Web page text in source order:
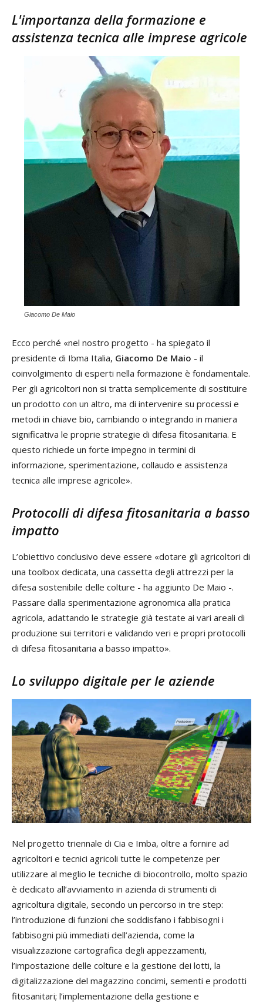
L'importanza della formazione e
assistenza tecnica alle imprese agricole
Giacomo De Maio
Ecco perché «nel nostro progetto - ha spiegato il
presidente di Ibma Italia, Giacomo De Maio - il
coinvolgimento di esperti nella formazione è fondamentale.
Per gli agricoltori non si tratta semplicemente di sostituire
un prodotto con un altro, ma di intervenire su processi e
metodi in chiave bio, cambiando o integrando in maniera
significativa le proprie strategie di difesa fitosanitaria. E
questo richiede un forte impegno in termini di
informazione, sperimentazione, collaudo e assistenza
tecnica alle imprese agricole».
Protocolli di difesa fitosanitaria a basso
impatto
L’obiettivo conclusivo deve essere «dotare gli agricoltori di
una toolbox dedicata, una cassetta degli attrezzi per la
difesa sostenibile delle colture - ha aggiunto De Maio -.
Passare dalla sperimentazione agronomica alla pratica
agricola, adattando le strategie già testate ai vari areali di
produzione sui territori e validando veri e propri protocolli
di difesa fitosanitaria a basso impatto».
Lo sviluppo digitale per le aziende
Nel progetto triennale di Cia e Imba, oltre a fornire ad
agricoltori e tecnici agricoli tutte le competenze per
utilizzare al meglio le tecniche di biocontrollo, molto spazio
è dedicato all’avviamento in azienda di strumenti di
agricoltura digitale, secondo un percorso in tre step:
l’introduzione di funzioni che soddisfano i fabbisogni i
fabbisogni più immediati dell’azienda, come la
visualizzazione cartografica degli appezzamenti,
l’impostazione delle colture e la gestione dei lotti, la
digitalizzazione del magazzino concimi, sementi e prodotti
fitosanitari; l’implementazione della gestione e